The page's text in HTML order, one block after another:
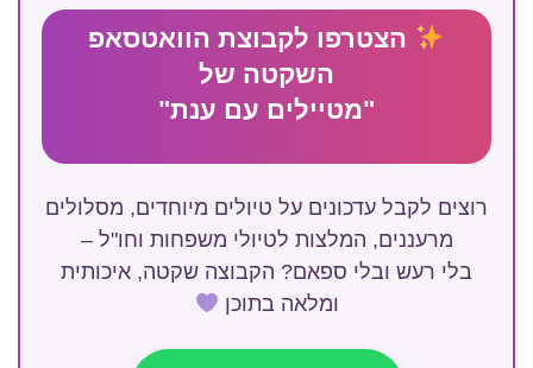
הצטרפו לקבוצת הוואטסאפ
השקטה של
"מטיילים עם ענת"
רוצים לקבל עדכונים על טיולים מיוחדים, מסלולים
מרעננים, המלצות לטיולי משפחות וחו"ל –
בלי רעש ובלי ספאם? הקבוצה שקטה, איכותית
ומלאה בתוכן